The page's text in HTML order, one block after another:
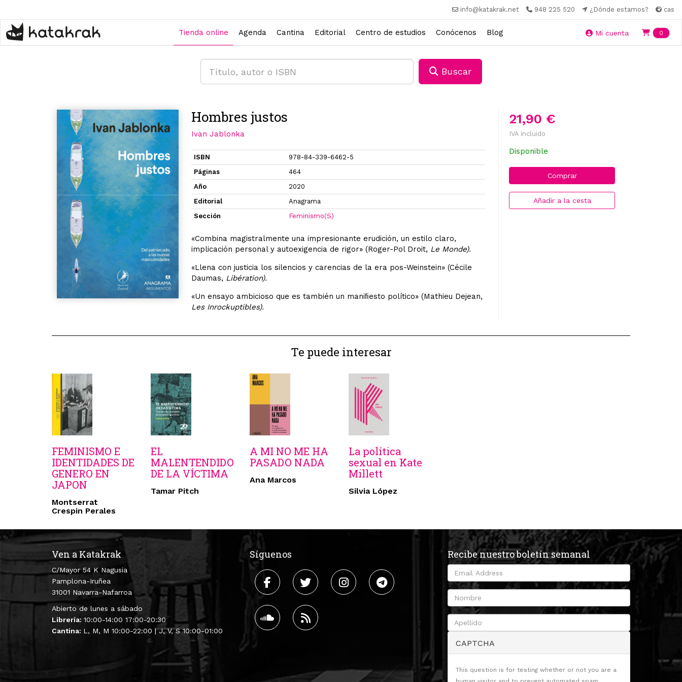
contenido
principal
info@katakrak.net 948 225 520 ¿Dónde estamos? cas
Tienda online Agenda Cantina Editorial Centro de estudios Conócenos Blog Mi cuenta 0
Buscar
21,90 €
IVA incluido
Disponible
Comprar
Añadir a la cesta
Hombres justos
Ivan Jablonka
ISBN
978-84-339-6462-5
Páginas
464
Año
2020
Editorial
Anagrama
Sección
Feminismo(S)
«Combina magistralmente una impresionante erudición, un estilo claro,
implicación personal y autoexigencia de rigor» (Roger-Pol Droit, Le Monde).
«Llena con justicia los silencios y carencias de la era pos-Weinstein» (Cécile
Daumas, Libération).
«Un ensayo ambicioso que es también un maniﬁesto político» (Mathieu Dejean,
Les Inrockuptibles).
Te puede interesar
FEMINISMO E
IDENTIDADES DE
GENERO EN
JAPON
Montserrat
Crespin Perales
EL
MALENTENDIDO
DE LA VÍCTIMA
Tamar Pitch
A MI NO ME HA
PASADO NADA
Ana Marcos
La política
sexual en Kate
Millett
Silvia López
Ven a Katakrak
C/Mayor 54 K Nagusia
Pamplona-Iruñea
31001 Navarra-Nafarroa
Abierto de lunes a sábado
Librería: 10:00-14:00 17:00-20:30
Cantina: L, M, M 10:00-22:00 | J, V, S 10:00-01:00
Síguenos Recibe nuestro boletín semanal
CAPTCHA
This question is for testing whether or not you are a